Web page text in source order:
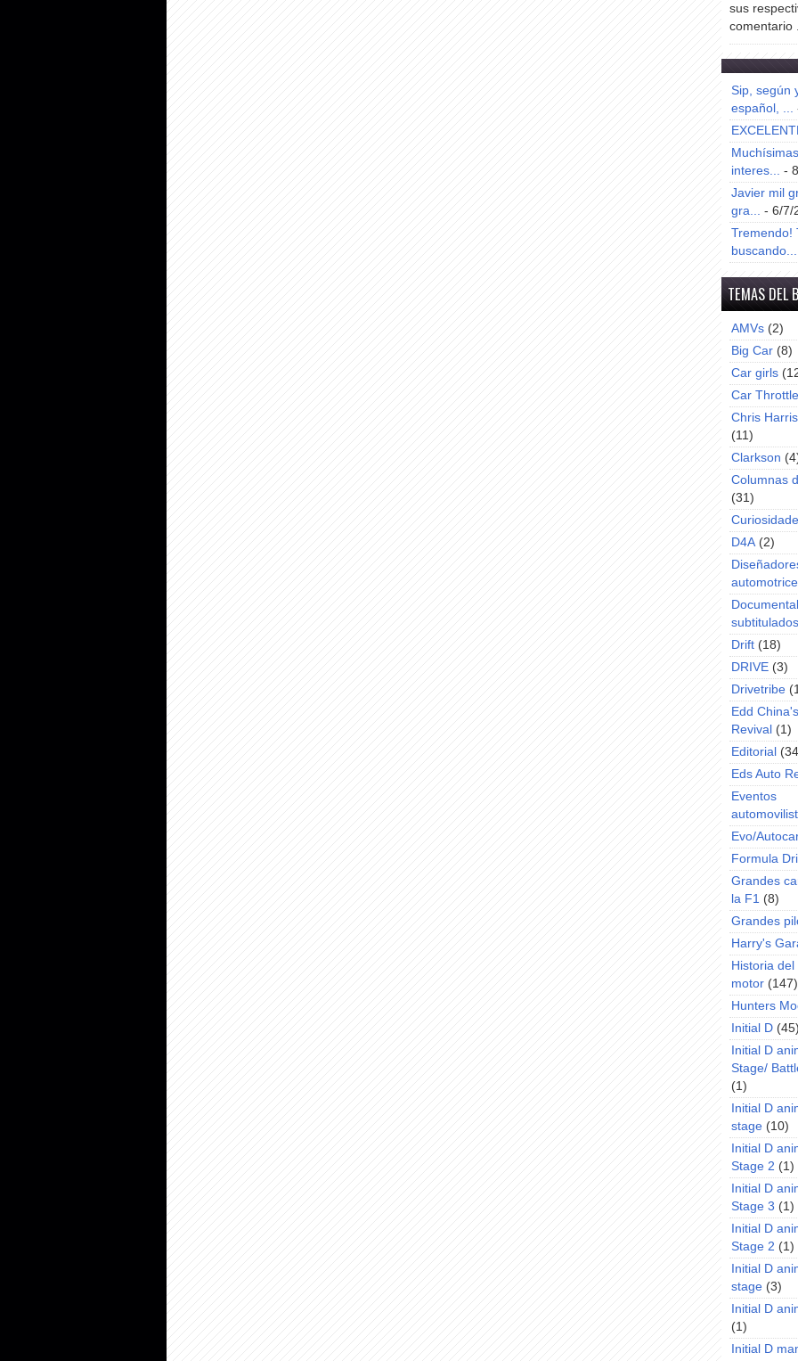
sus
comentario
Sip, según
español, ...
interes... -
Javier mil
gra... - 6/7/
Tremendo!
buscando...
TEMAS DEL
AMVs (2)
Big Car (8)
Car girls
Car Throttle
Chris
(11)
Clarkson
Columnas
(31)
D4A (2)
subtitulados
Drift (18)
DRIVE (3)
Drivetribe
Edd
Revival (1)
Editorial
Eds Auto
Eventos
Evo/
Formula
Grandes
la F1 (8)
Grandes
Harry's
Historia
motor (147)
Hunters
Initial D
Initial D
Stage/
(1)
Initial D
stage (10)
Initial D
Stage 2 (1)
Initial D
Stage 3 (1)
Initial D
Stage 2 (1)
Initial D
stage (3)
Initial D
(1)
Initial D